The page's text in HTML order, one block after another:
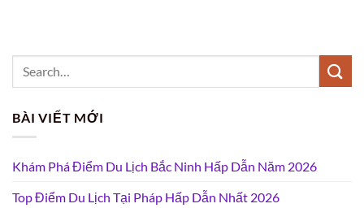
BÀI VIẾT MỚI
Khám Phá Điểm Du Lịch Bắc Ninh Hấp Dẫn Năm 2026
Top Điểm Du Lịch Tại Pháp Hấp Dẫn Nhất 2026